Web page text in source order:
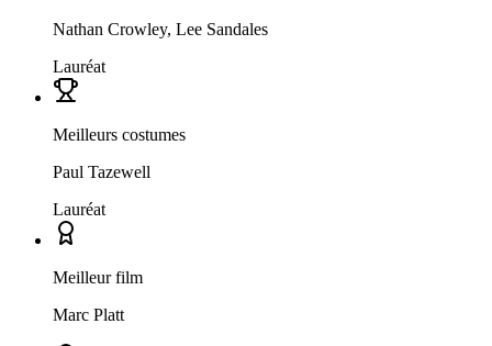
Nathan Crowley, Lee Sandales
Lauréat
Meilleurs costumes
Paul Tazewell
Lauréat
Meilleur film
Marc Platt